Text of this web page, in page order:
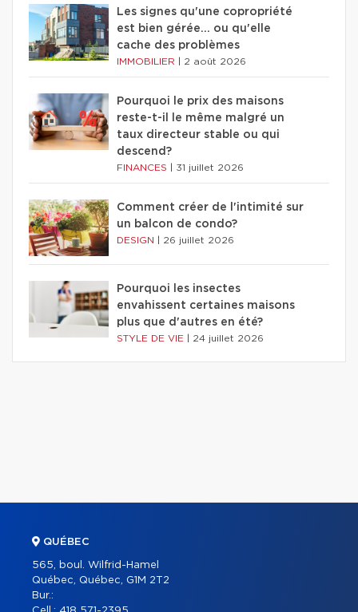
Les signes qu'une copropriété
est bien gérée… ou qu'elle
cache des problèmes
IMMOBILIER 2 août 2026
Pourquoi le prix des maisons
reste-t-il le même malgré un
taux directeur stable ou qui
descend?
FINANCES 31 juillet 2026
Comment créer de l'intimité sur
un balcon de condo?
DESIGN 26 juillet 2026
Pourquoi les insectes
envahissent certaines maisons
plus que d'autres en été?
STYLE DE VIE 24 juillet 2026
QUÉBEC
565, boul. Wilfrid-Hamel
Québec, Québec, G1M 2T2
Bur.: